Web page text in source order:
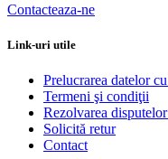
Contacteaza-ne
Link-uri utile
Prelucrarea datelor
Termeni şi condiţii
Rezolvarea
Solicită retur
Contact